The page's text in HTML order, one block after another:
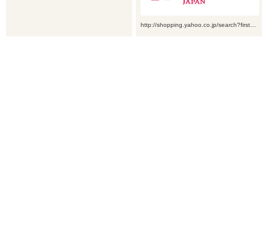
http://shopping.yahoo.co.jp/search?first…